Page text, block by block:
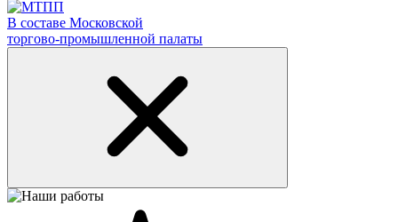
В составе Московской
торгово-промышленной палаты